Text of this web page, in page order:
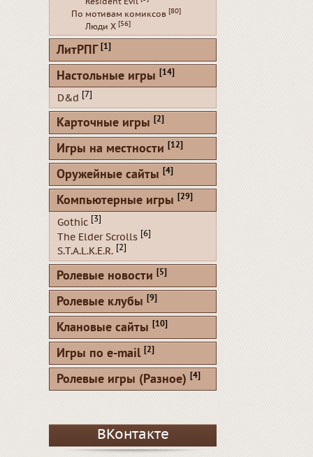
По мотивам комиксов [80]
Люди Х [56]
ЛитРПГ [1]
Настольные игры [14]
D&d [7]
Карточные игры [2]
Игры на местности [12]
Оружейные сайты [4]
Компьютерные игры [29]
Gothic [3]
The Elder Scrolls [6]
S.T.A.L.K.E.R. [2]
Ролевые новости [5]
Ролевые клубы [9]
Клановые сайты [10]
Игры по e-mail [2]
Ролевые игры (Разное) [4]
ВКонтакте